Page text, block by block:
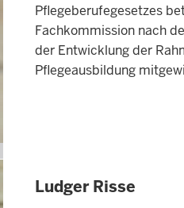
Pflegeberufegesetzes
Fachkommission nach
der Entwicklung der
Pflegeausbildung
Ludger Risse